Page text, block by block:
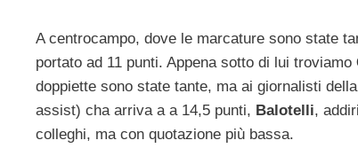
A centrocampo, dove le marcature sono state
portato ad 11 punti. Appena sotto di lui troviamo
doppiette sono state tante, ma ai giornalisti della
assist) cha arriva a a 14,5 punti, Balotelli,
colleghi, ma con quotazione più bassa.